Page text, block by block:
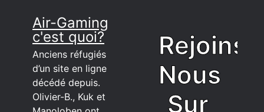
Air-Gaming
c'est quoi?
Anciens réfugiés
d’un site en ligne
décédé depuis.
Olivier-B., Kuk et
Rejoins
Nous
Sur